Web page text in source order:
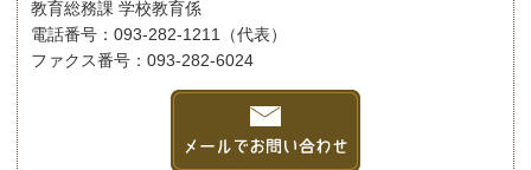
教育総務課 学校教育係
電話番号：093-282-1211（代表）
ファクス番号：093-282-6024